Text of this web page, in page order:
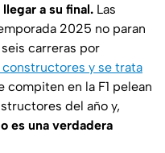
a su final. Las
2025 no paran
carreras por
constructores y se trata
compiten en la F1 pelean
del año y,
es una verdadera